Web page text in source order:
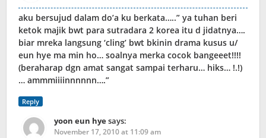
aku bersujud dalam do’a ku berkata…..” ya tuhan beri
ketok majik bwt para sutradara 2 korea itu d jidatnya….
biar mreka langsung ‘cling’ bwt bkinin drama kusus u/
eun hye ma min ho… soalnya merka cocok bangeeet!!!!
(beraharap dgn amat sangat sampai terharu… hiks… !.!)
… ammmiiiinnnnnn….”
Reply
yoon eun hyesays:
November 17, 2010 at 11:09 am